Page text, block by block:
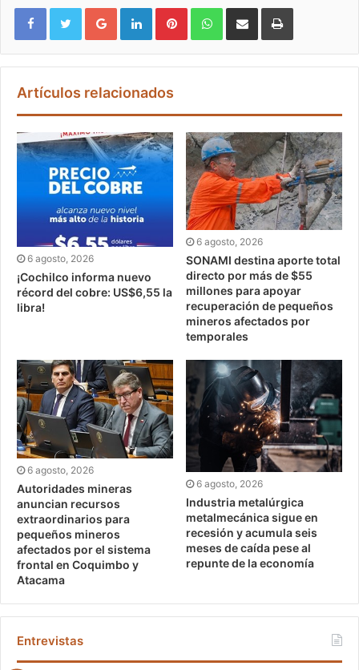
Google+ LinkedIn Pinterest WhatsApp
Artículos relacionados
6 agosto, 2026
¡Cochilco informa nuevo
récord del cobre: US$6,55 la
libra!
6 agosto, 2026
SONAMI destina aporte total
directo por más de $55
millones para apoyar
recuperación de pequeños
mineros afectados por
temporales
6 agosto, 2026
Autoridades mineras
anuncian recursos
extraordinarios para
pequeños mineros
afectados por el sistema
frontal en Coquimbo y
Atacama
6 agosto, 2026
Industria metalúrgica
metalmecánica sigue en
recesión y acumula seis
meses de caída pese al
repunte de la economía
Entrevistas